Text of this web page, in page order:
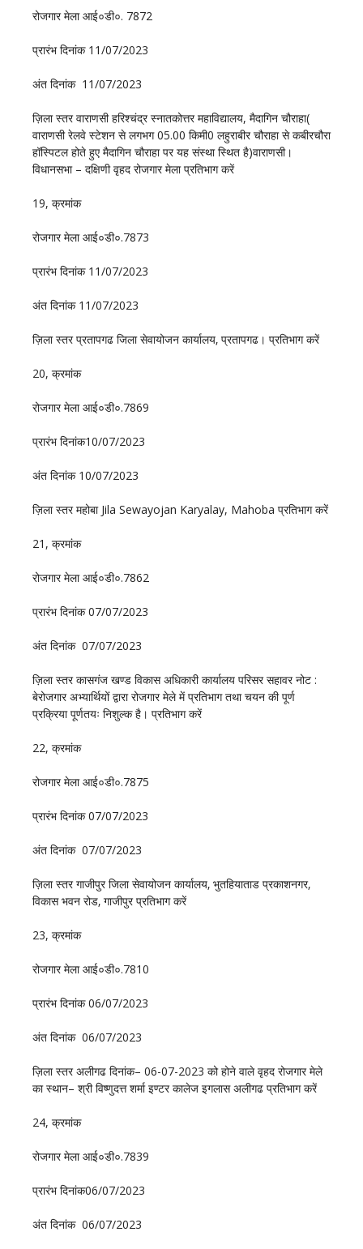
रोजगार मेला आई०डी०. 7872
प्रारंभ दिनांक 11/07/2023
अंत दिनांक 11/07/2023
ज़िला स्तर वाराणसी हरिश्चंद्र स्नातकोत्तर महाविद्यालय, मैदागिन चौराहा(
वाराणसी रेलवे स्टेशन से लगभग 05.00 किमी0 लहुराबीर चौराहा से कबीरचौरा
हॉस्पिटल होते हुए मैदागिन चौराहा पर यह संस्था स्थित है)वाराणसी।
विधानसभा – दक्षिणी वृहद रोजगार मेला प्रतिभाग करें
19, क्रमांक
रोजगार मेला आई०डी०.7873
प्रारंभ दिनांक 11/07/2023
अंत दिनांक 11/07/2023
ज़िला स्तर प्रतापगढ जिला सेवायोजन कार्यालय‚ प्रतापगढ। प्रतिभाग करें
20, क्रमांक
रोजगार मेला आई०डी०.7869
प्रारंभ दिनांक10/07/2023
अंत दिनांक 10/07/2023
ज़िला स्तर महोबा Jila Sewayojan Karyalay, Mahoba प्रतिभाग करें
21, क्रमांक
रोजगार मेला आई०डी०.7862
प्रारंभ दिनांक 07/07/2023
अंत दिनांक 07/07/2023
ज़िला स्तर कासगंज खण्ड विकास अधिकारी कार्यालय परिसर सहावर नोट :
बेरोजगार अभ्यार्थियों द्वारा रोजगार मेले में प्रतिभाग तथा चयन की पूर्ण
प्रक्रिया पूर्णतयः निशुल्क है। प्रतिभाग करें
22, क्रमांक
रोजगार मेला आई०डी०.7875
प्रारंभ दिनांक 07/07/2023
अंत दिनांक 07/07/2023
ज़िला स्तर गाजीपुर जिला सेवायोजन कार्यालय‚ भुतहियाताड प्रकाशनगर‚
विकास भवन रोड‚ गाजीपुर प्रतिभाग करें
23, क्रमांक
रोजगार मेला आई०डी०.7810
प्रारंभ दिनांक 06/07/2023
अंत दिनांक 06/07/2023
ज़िला स्तर अलीगढ दिनांक– 06-07-2023 को होने वाले वृहद रोजगार मेले
का स्थान– श्री विष्णुदत्त शर्मा इण्टर कालेज इगलास अलीगढ प्रतिभाग करें
24, क्रमांक
रोजगार मेला आई०डी०.7839
प्रारंभ दिनांक06/07/2023
अंत दिनांक 06/07/2023